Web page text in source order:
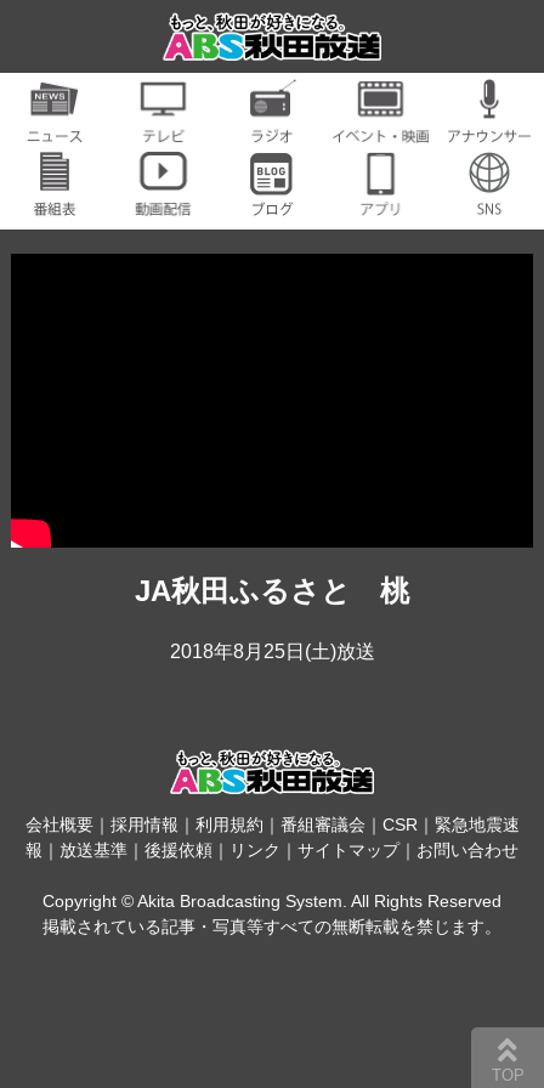
JA秋田ふるさと 桃
2018年8月25日(土)放送
会社概要｜ 採用情報 ｜ 利用規約 ｜ 番組審議会 ｜ CSR ｜ 緊急地震速
報 ｜ 放送基準 ｜ 後援依頼 ｜ リンク ｜ サイトマップ｜ お問い合わせ
Copyright © Akita Broadcasting System. All Rights Reserved
掲載されている記事・写真等すべての無断転載を禁じます。